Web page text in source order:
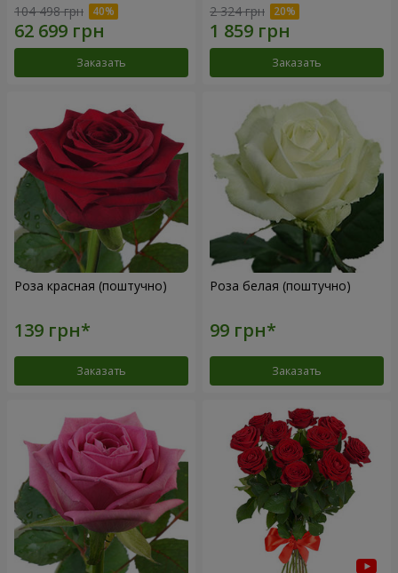
104 498 грн
Заказать
2 324 грн
Заказать
Роза красная (поштучно)
Заказать
Роза белая (поштучно)
Заказать